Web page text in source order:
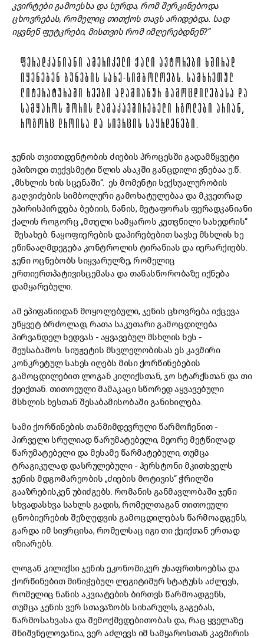
კვირტები გამოესხა და სურდა, რომ შერკინებოდა
ცხოვრებას, რომელიც თითქოს თავს არიდებდა. სად
იყვნენ ფუტკრები, მისთვის რომ იმღერებდნენ?“
ᲤᲔᲠᲐᲓᲙᲐᲜᲘᲐᲜᲘ ᲐᲛᲔᲠᲘᲙᲔᲚᲘ ᲥᲐᲚᲘ ᲐᲕᲢᲝᲠᲔᲑᲘ ᲮᲨᲘᲠᲐᲓ
ᲘᲧᲔᲜᲔᲑᲔᲜ ᲑᲣᲜᲔᲑᲘᲡ ᲡᲐᲮᲔ-ᲡᲘᲛᲑᲝᲚᲝᲔᲑᲡ. ᲡᲐᲛᲮᲠᲔᲗᲣᲚ
ᲚᲘᲢᲔᲠᲐᲢᲣᲠᲐᲨᲘ ᲮᲔᲔᲑᲘ ᲐᲓᲐᲛᲘᲐᲜᲣᲠ ᲒᲐᲛᲝᲪᲓᲘᲚᲔᲑᲐᲡᲐ ᲓᲐ
ᲡᲐᲛᲧᲐᲠᲝᲡ ᲨᲝᲠᲘᲡ ᲓᲐᲛᲐᲙᲐᲕᲨᲘᲠᲔᲑᲔᲚᲘ ᲠᲒᲝᲚᲔᲑᲘ ᲐᲠᲘᲐᲜ,
ᲠᲝᲒᲝᲠᲪ ᲓᲠᲝᲘᲡᲐ ᲓᲐ ᲡᲘᲕᲠᲪᲘᲡ ᲡᲐᲧᲠᲓᲔᲜᲔᲑᲘ.
ჯენის თვითიდენტობის ძიების პროცესში გადამწყვეტი
ეპიზოდი თექვსმეტი წლის ასაკში განცდილი ვნებაა ე.წ.
„მსხლის ხის სცენაში“. ეს მომენტი სექსუალურობის
გაღვიძების სიმბოლური გამოხატულებაა და მკვეთრად
უპირისპირდება ბებიის, ნანის, მეტაფორას ფერადკანიანი
ქალის როგორც „მთელი სამყაროს კუთვნილი სახედრის“
შესახებ. ნაყოფიერების დაპირებებით სავსე მსხლის ხე
ეწინააღმდეგება კონტროლის ტირანიას და იერარქიებს.
ჯენი ოცნებობს სიყვარულზე, რომელიც
ურთიერთპატივისცემასა და თანასწორობაზე იქნება
დამყარებული.
ამ ეპიფანიიდან მოყოლებული, ჯენის ცხოვრება იქცევა
უწყვეტ ბრძოლად, რათა საკუთარი გამოცდილება
პირვანდელ ხედვას - აყვავებულ მსხლის ხეს -
შეუსაბამოს. სიუჟეტის მსვლელობისას ეს კავშირი
კონკრეტულ სახეს იღებს მისი ქორწინებების
გამოცდილებით ლოგან კილიქსთან, ჯო სტარქსთან და თი
ქეიქთან. თითოეული მამაკაცი სწორედ აყვავებული
მსხლის ხესთან შესაბამისობაში განიხილება.
სამი ქორწინების თანმიმდევრული წარმოჩენით -
პირველი სრულიად წარუმატებელი, მეორე მეტწილად
წარუმატებელი და მესამე წარმატებული, თუმცა
ტრაგიკულად დასრულებული - ჰერსტონი მკითხველს
ჯენის მდგომარეობის „ძიების მოტივის“ ჭრილში
გააზრებისკენ უბიძგებს. რომანის განმავლობაში ჯენი
სხვადასხვა სახლს გადის, რომელთაგან თითოეული
ცნობიერების შეზღუდვის გამოცდილებას წარმოადგენს,
გარდა იმ სივრცისა, რომელსაც იგი თი ქეიქთან ერთად
იზიარებს.
ლოგან კილიქსი ჯენის ეკონომიკურ უსაფრთხოებსა და
ქორწინებით მინიჭებულ ლეგიტიმურ სტატუსს აძლევს,
რომელიც ნანის აკვიატების ბირთვს წარმოადგენს,
თუმცა ჯენის ვერ სთავაზობს სიხარულს, გაგებას,
წარმოსახვასა და შემოქმედებითობას და, რაც ყველაზე
მნიშვნელოვანია, ვერ აძლევს იმ სამყაროსთან კავშირის